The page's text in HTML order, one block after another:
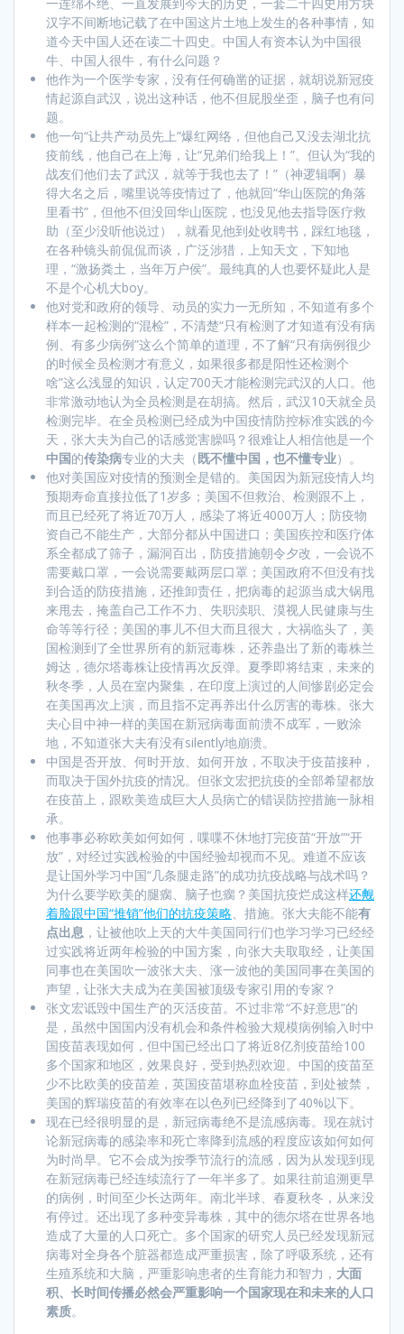
汉字不间断地记载了在中国这片土地上发生的各种事情，知
道今天中国人还在读二十四史。中国人有资本认为中国很
牛、中国人很牛，有什么问题？
他作为一个医学专家，没有任何确凿的证据，就胡说新冠疫
情起源自武汉，说出这种话，他不但屁股坐歪，脑子也有问
题。
他一句“让共产动员先上”爆红网络，但他自己又没去湖北抗
疫前线，他自己在上海，让“兄弟们给我上！”。但认为“我的
战友们他们去了武汉，就等于我也去了！”（神逻辑啊）暴
得大名之后，嘴里说等疫情过了，他就回“华山医院的角落
里看书”，但他不但没回华山医院，也没见他去指导医疗救
助（至少没听他说过），就看见他到处收聘书，踩红地毯，
在各种镜头前侃侃而谈，广泛涉猎，上知天文，下知地
理，“激扬粪土，当年万户侯”。最纯真的人也要怀疑此人是
不是个心机大boy。
他对党和政府的领导、动员的实力一无所知，不知道有多个
样本一起检测的“混检”，不清楚“只有检测了才知道有没有病
例、有多少病例”这么个简单的道理，不了解“只有病例很少
的时候全员检测才有意义，如果很多都是阳性还检测个
啥”这么浅显的知识，认定700天才能检测完武汉的人口。他
非常激动地认为全员检测是在胡搞。然后，武汉10天就全员
检测完毕。在全员检测已经成为中国疫情防控标准实践的今
天，张大夫为自己的话感觉害臊吗？很难让人相信他是一个
中国的传染病专业的大夫（既不懂中国，也不懂专业）。
他对美国应对疫情的预测全是错的。美国因为新冠疫情人均
预期寿命直接拉低了1岁多；美国不但救治、检测跟不上，
而且已经死了将近70万人，感染了将近4000万人；防疫物
资自己不能生产，大部分都从中国进口；美国疾控和医疗体
系全都成了筛子，漏洞百出，防疫措施朝令夕改，一会说不
需要戴口罩，一会说需要戴两层口罩；美国政府不但没有找
到合适的防疫措施，还推卸责任，把病毒的起源当成大锅甩
来甩去，掩盖自己工作不力、失职渎职、漠视人民健康与生
命等等行径；美国的事儿不但大而且很大，大祸临头了，美
国检测到了全世界所有的新冠毒株，还养蛊出了新的毒株兰
姆达，德尔塔毒株让疫情再次反弹。夏季即将结束，未来的
秋冬季，人员在室内聚集，在印度上演过的人间惨剧必定会
在美国再次上演，而且指不定再养出什么厉害的毒株。张大
夫心目中神一样的美国在新冠病毒面前溃不成军，一败涂
地，不知道张大夫有没有silently地崩溃。
中国是否开放、何时开放、如何开放，不取决于疫苗接种，
而取决于国外抗疫的情况。但张文宏把抗疫的全部希望都放
在疫苗上，跟欧美造成巨大人员病亡的错误防控措施一脉相
承。
他事事必称欧美如何如何，喋喋不休地打完疫苗“开放”“开
放”，对经过实践检验的中国经验却视而不见。难道不应该
是让国外学习中国“几条腿走路”的成功抗疫战略与战术吗？
为什么要学欧美的腿瘸、脑子也瘸？美国抗疫烂成这样还觍
着脸跟中国“推销”他们的抗疫策略 、措施。张大夫能不能有
点出息 ，让被他吹上天的大牛美国同行们也学习学习已经经
过实践将近两年检验的中国方案，向张大夫取取经，让美国
同事也在美国吹一波张大夫、涨一波他的美国同事在美国的
声望，让张大夫成为在美国被顶级专家引用的专家？
张文宏诋毁中国生产的灭活疫苗。不过非常“不好意思”的
是，虽然中国国内没有机会和条件检验大规模病例输入时中
国疫苗表现如何，但中国已经出口了将近8亿剂疫苗给100
多个国家和地区，效果良好，受到热烈欢迎。中国的疫苗至
少不比欧美的疫苗差，英国疫苗堪称血栓疫苗，到处被禁，
美国的辉瑞疫苗的有效率在以色列已经降到了40%以下。
现在已经很明显的是，新冠病毒绝不是流感病毒。现在就讨
论新冠病毒的感染率和死亡率降到流感的程度应该如何如何
为时尚早。它不会成为按季节流行的流感，因为从发现到现
在新冠病毒已经连续流行了一年半多了。如果往前追溯更早
的病例，时间至少长达两年。南北半球、春夏秋冬，从来没
有停过。还出现了多种变异毒株，其中的德尔塔在世界各地
造成了大量的人口死亡。多个国家的研究人员已经发现新冠
病毒对全身各个脏器都造成严重损害，除了呼吸系统，还有
生殖系统和大脑，严重影响患者的生育能力和智力， 大面
积、长时间传播必然会严重影响一个国家现在和未来的人口
素质。